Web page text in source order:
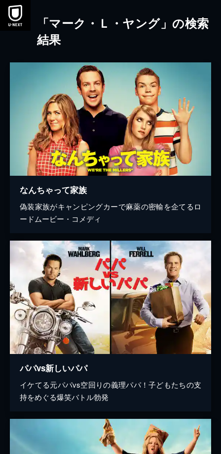
本文へスキップ
「マーク・Ｌ・ヤング」の検索
結果
なんちゃって家族
偽装家族がキャンピングカーで麻薬の密輸を企てるロ
ードムービー・コメディ
パパvs新しいパパ
イケてる元パパvs空回りの義理パパ！子どもたちの支
持をめぐる爆笑バトル勃発